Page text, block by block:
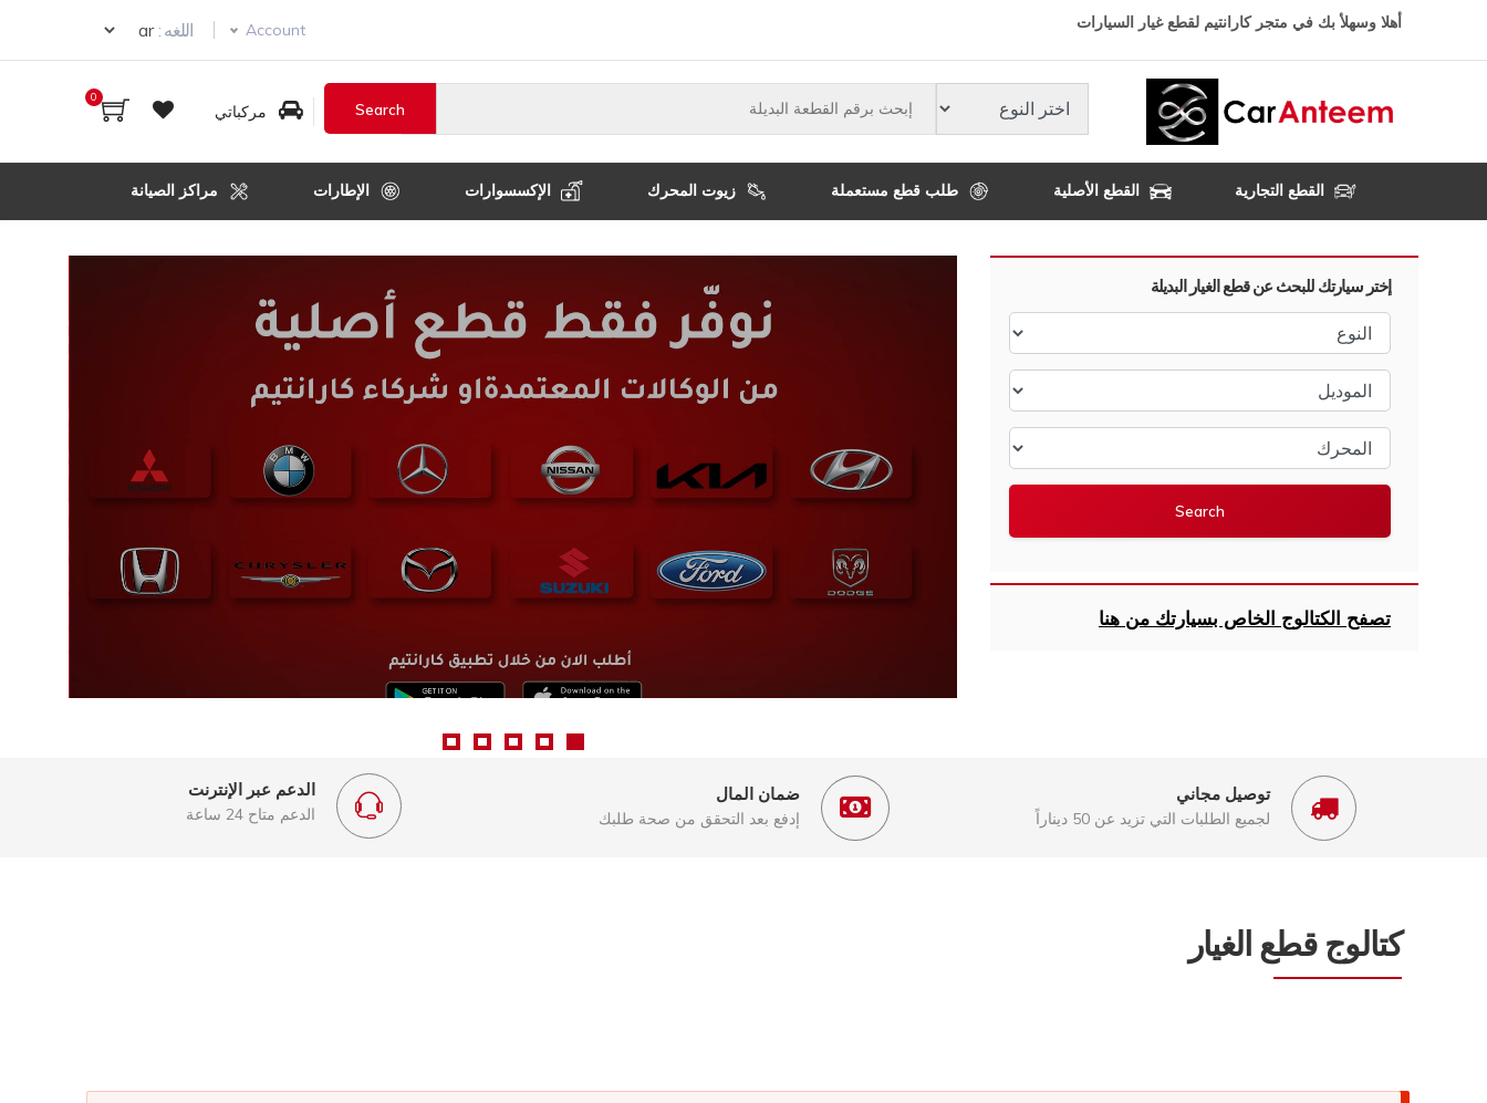
المحتوى
أهلا وسهلأ بك في متجر كارانتيم لقطع غيار السيارات Account اللغه :
Select your language
مركباتي
0
القطع التجارية القطع الأصلية طلب قطع مستعملة زيوت المحرك الإكسسوارات الإطارات مراكز الصيانة
إختر سيارتك للبحث عن قطع الغيار البديلة
النوع
الموديل
المحرك
تصفح الكتالوج الخاص بسيارتك من هنا
توصيل مجاني
لجميع الطلبات التي تزيد عن 50 ديناراً
ضمان المال
إدفع بعد التحقق من صحة طلبك
الدعم عبر الإنترنت
الدعم متاح 24 ساعة
كتالوج قطع الغيار